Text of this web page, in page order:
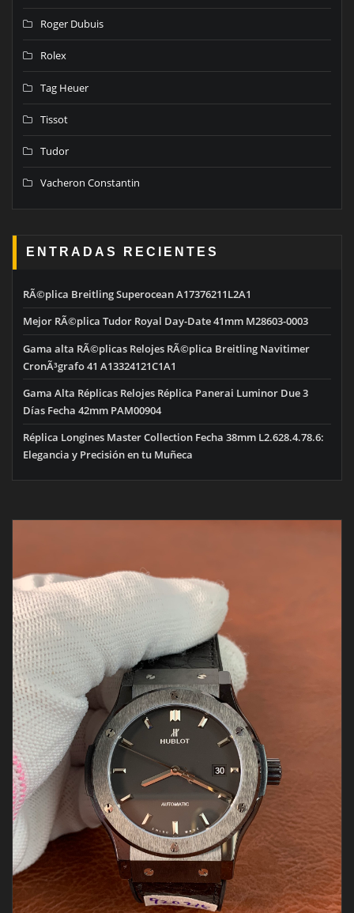
Roger Dubuis
Rolex
Tag Heuer
Tissot
Tudor
Vacheron Constantin
ENTRADAS RECIENTES
RÃ©plica Breitling Superocean A17376211L2A1
Mejor RÃ©plica Tudor Royal Day-Date 41mm M28603-0003
Gama alta RÃ©plicas Relojes RÃ©plica Breitling Navitimer
CronÃ³grafo 41 A13324121C1A1
Gama Alta Réplicas Relojes Réplica Panerai Luminor Due 3
Días Fecha 42mm PAM00904
Réplica Longines Master Collection Fecha 38mm L2.628.4.78.6:
Elegancia y Precisión en tu Muñeca